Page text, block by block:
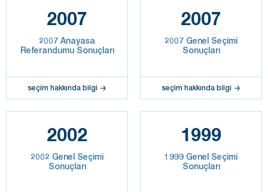
2007
2007 Anayasa
Referandumu Sonuçları
seçim hakkında bilgi
2007
2007 Genel Seçimi
Sonuçları
seçim hakkında bilgi
2002
2002 Genel Seçimi
Sonuçları
1999
1999 Genel Seçimi
Sonuçları